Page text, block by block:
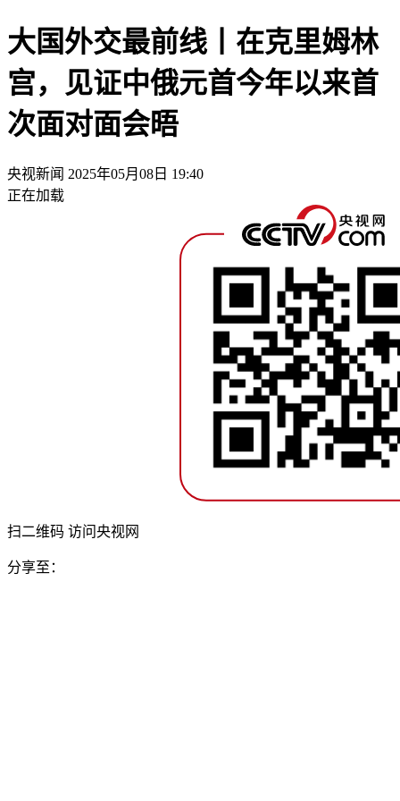
大国外交最前线丨在克里姆林
宫，见证中俄元首今年以来首
次面对面会晤
央视新闻 2025年05月08日 19:40
正在加载
扫二维码 访问央视网
分享至：